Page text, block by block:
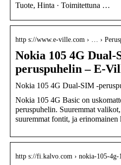
Tuote, Hinta · Toimitettuna …
http s://www.e-ville.com › … ›
Nokia 105 4G Dual-
peruspuhelin – E-
Nokia 105 4G Dual-SIM -
Nokia 105 4G Basic on
peruspuhelin. Suuremmat
suuremmat fontit, ja erinomainen
http s://fi.kalvo.com › nokia-105-4g-